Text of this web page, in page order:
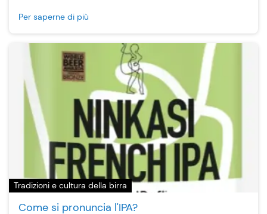
Per saperne di più
Tradizioni e cultura della birra
Come si pronuncia l'IPA?